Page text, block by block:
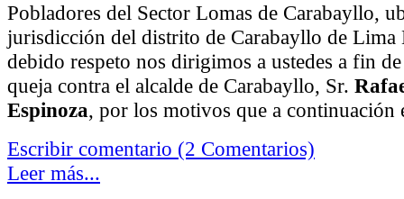
Pobladores del Sector Lomas de Carabayllo,
jurisdicción del distrito de Carabayllo de Lima
debido respeto nos dirigimos a ustedes a fin
queja contra el alcalde de Carabayllo, Sr.
Espinoza, por los motivos que a continuación
Escribir comentario (2 Comentarios)
Leer más...